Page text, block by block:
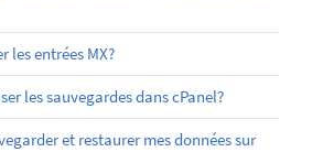
les entrées MX?
les sauvegardes dans cPanel?
et restaurer mes données sur